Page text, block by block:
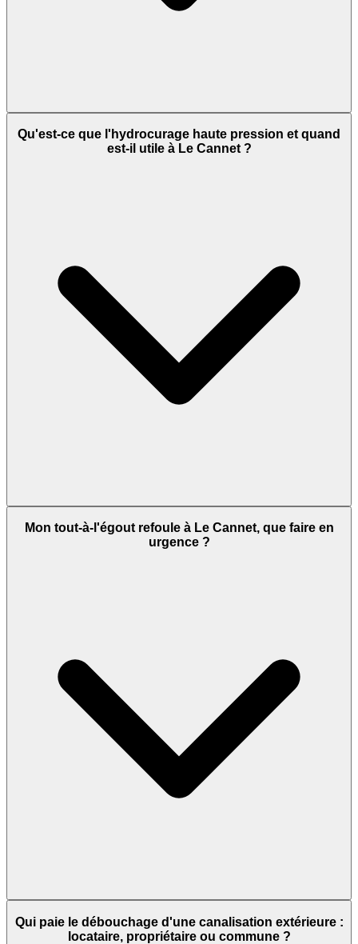
Qu'est-ce que l'hydrocurage haute pression et quand
est-il utile à Le Cannet ?
Mon tout-à-l'égout refoule à Le Cannet, que faire en
urgence ?
Qui paie le débouchage d'une canalisation extérieure :
locataire, propriétaire ou commune ?